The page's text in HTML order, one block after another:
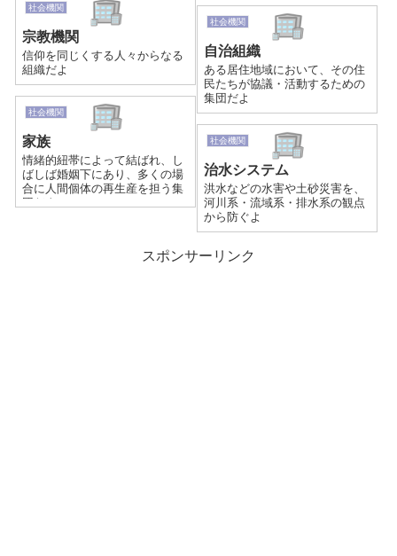
社会機関
宗教機関
信仰を同じくする人々からなる
組織だよ
社会機関
自治組織
ある居住地域において、その住
民たちが協議・活動するための
集団だよ
社会機関
家族
情緒的紐帯によって結ばれ、し
ばしば婚姻下にあり、多くの場
合に人間個体の再生産を担う集
団だよ
社会機関
治水システム
洪水などの水害や土砂災害を、
河川系・流域系・排水系の観点
から防ぐよ
スポンサーリンク